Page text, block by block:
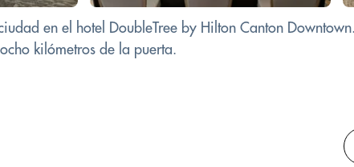
en el hotel DoubleTree by Hilton Canton
kilómetros de la puerta.